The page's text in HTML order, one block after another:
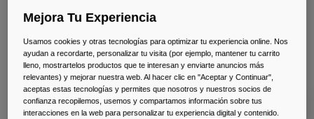
Bolsas Bici
Bolsas Hidratación
Accessorios
Mejora Tu Experiencia
Usamos cookies y otras tecnologías para optimizar tu experiencia online. Nos
ayudan a recordarte, personalizar tu visita (por ejemplo, mantener tu carrito
lleno, mostrartelos productos que te interesan y enviarte anuncios más
relevantes) y mejorar nuestra web. Al hacer clic en "Aceptar y Continuar",
aceptas estas tecnologías y permites que nosotros y nuestros socios de
confianza recopilemos, usemos y compartamos información sobre tus
interacciones en la web para personalizar tu experiencia digital y contenido.